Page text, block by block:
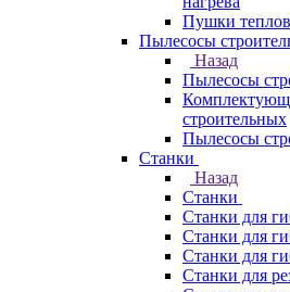
Пушки
Пылесосы
Назад
Пылесосы
строительных
Пылесосы
Станки
Назад
Станки
Станки для
Станки для
Станки для
Станки для